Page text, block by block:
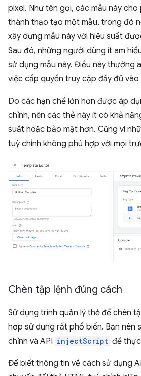
pixel. Như tên gọi, các mẫu này
thành thạo tạo một mẫu, trong đó
xây dựng mẫu này với hiệu suất
Sau đó, những người dùng ít am
sử dụng mẫu này. Điều này thường
việc cấp quyền truy cập đầy đủ vào
Do các hạn chế lớn hơn được áp
chỉnh, nên các thẻ này ít có khả
suất hoặc bảo mật hơn. Cũng vì
tuỳ chỉnh không phù hợp với mọi
Chèn tập lệnh đúng cách
Sử dụng trình quản lý thẻ để chèn
hợp sử dụng rất phổ biến. Bạn nên
chỉnh và API injectScript để
Để biết thông tin về cách sử dụng